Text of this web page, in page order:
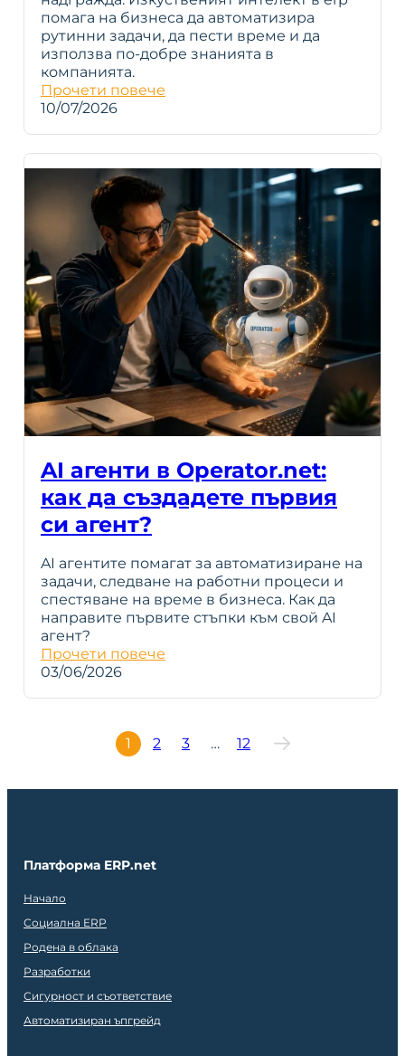
помага на бизнеса да автоматизира
рутинни задачи, да пести време и да
използва по-добре знанията в
компанията.
Прочети повече
10/07/2026
AI агенти в Operator.net:
как да създадете първия
си агент?
AI агентите помагат за автоматизиране на
задачи, следване на работни процеси и
спестяване на време в бизнеса. Как да
направите първите стъпки към свой AI
агент?
Прочети повече
03/06/2026
1 2 3 … 12
Платформа ERP.net
Начало
Социална ERP
Родена в облака
Разработки
Сигурност и съответствие
Автоматизиран ъпгрейд